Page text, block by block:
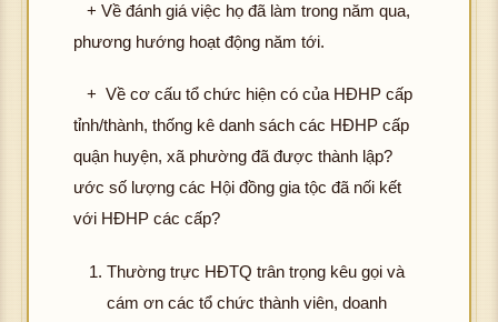
+ Về đánh giá việc họ đã làm trong năm qua,
phương hướng hoạt động năm tới.
+ Về cơ cấu tổ chức hiện có của HĐHP cấp
tỉnh/thành, thống kê danh sách các HĐHP cấp
quận huyện, xã phường đã được thành lập?
ước số lượng các Hội đồng gia tộc đã nối kết
với HĐHP các cấp?
Thường trực HĐTQ trân trọng kêu gọi và
cám ơn các tổ chức thành viên, doanh